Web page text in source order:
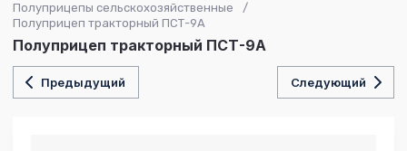
Полуприцепы сельскохозяйственные
/
Полуприцеп тракторный ПСТ-9А
Полуприцеп тракторный ПСТ-9А
Предыдущий Следующий